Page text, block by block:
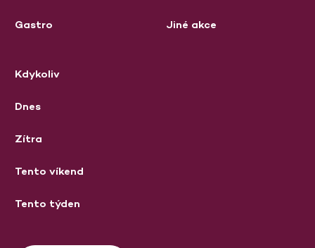
Gastro Jiné akce
Kdykoliv
Dnes
Zítra
Tento víkend
Tento týden